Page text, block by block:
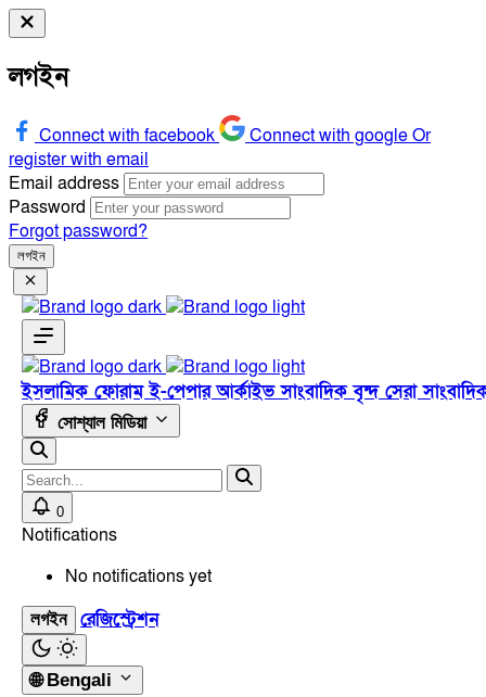
লগইন
Connect with facebook Connect with googleOr
register with email
Email address
Password
Forgot password?
লগইন
ইসলামিক ফোরামই-পেপারআর্কাইভসাংবাদিক বৃন্দসেরা
সোশ্যাল মিডিয়া
0
Notifications
No notifications yet
লগইন রেজিস্ট্রেশন
🌐 Bengali